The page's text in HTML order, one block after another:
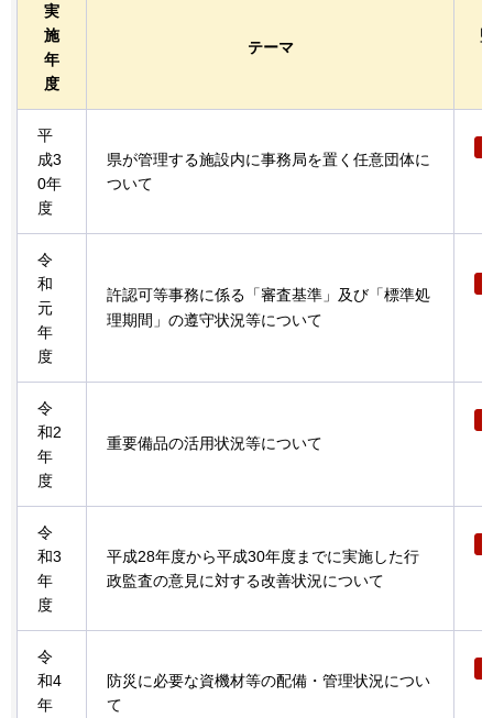
実
施
年
度
テーマ
平
成3
0年
度
県が管理する施設内に事務局を置く任意団体に
ついて
令
和
元
年
度
許認可等事務に係る「審査基準」及び「標準処
理期間」の遵守状況等について
令
和2
年
度
重要備品の活用状況等について
令
和3
年
度
平成28年度から平成30年度までに実施した行
政監査の意見に対する改善状況について
令
和4
年
防災に必要な資機材等の配備・管理状況につい
て